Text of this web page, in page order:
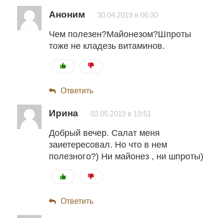
Аноним 30.04.2019 в 06:30
Чем полезен?Майонезом?Шпроты
тоже не кладезь витаминов.
Ответить
Ирина 02.05.2019 в 19:51
Добрый вечер. Салат меня
заиетересовал. Но что в нем
полезного?) Ни майонез , ни шпроты)
Ответить